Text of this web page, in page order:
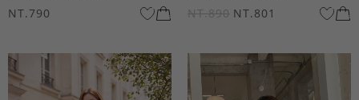
NT.790 NT.890 NT.801